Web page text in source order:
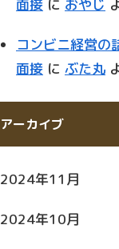
面接 に おやじ
コンビニ経営
面接 に ぶた丸
アーカイブ
2024年11月
2024年10月